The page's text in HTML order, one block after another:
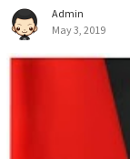
Admin
May 3, 2019